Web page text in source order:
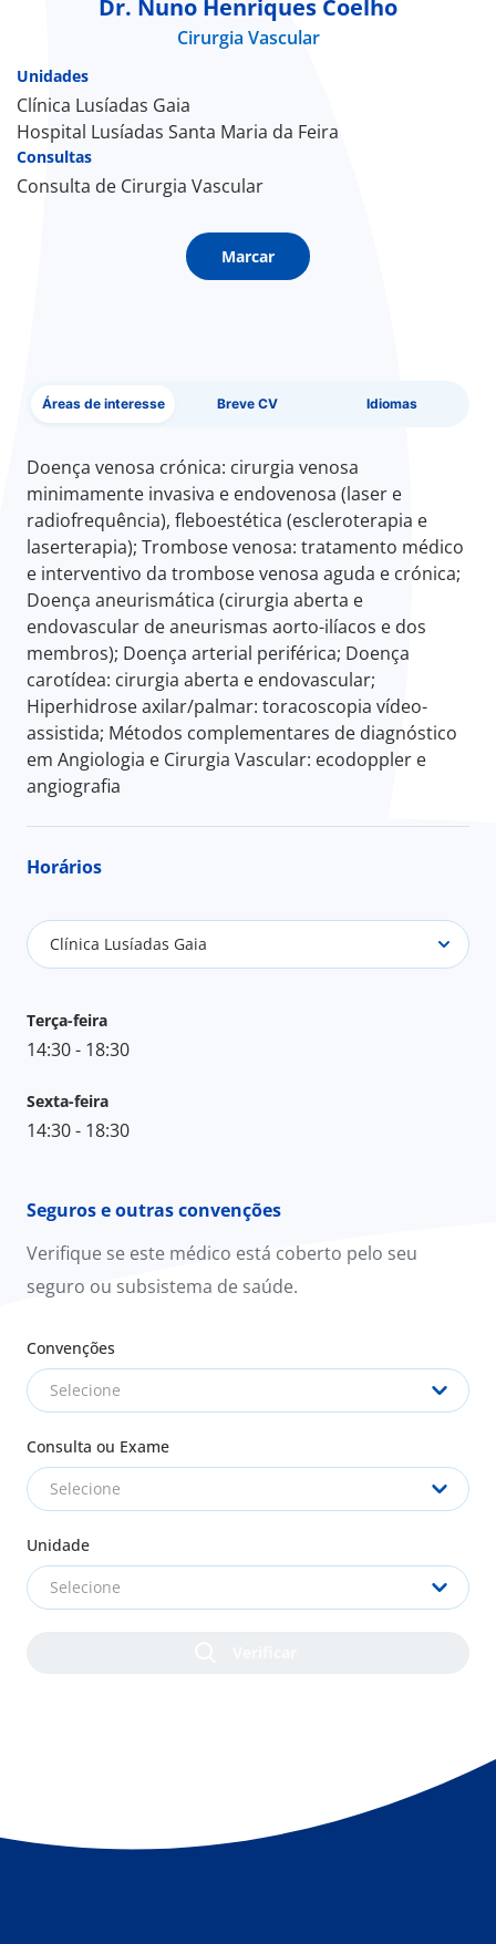
Dr. Nuno Henriques Coelho
Cirurgia Vascular
Unidades
Clínica Lusíadas Gaia
Hospital Lusíadas Santa Maria da Feira
Consultas
Consulta de Cirurgia Vascular
Marcar
Áreas de interesse Breve CV Idiomas
Doença venosa crónica: cirurgia venosa
minimamente invasiva e endovenosa (laser e
radiofrequência), fleboestética (escleroterapia e
laserterapia); Trombose venosa: tratamento médico
e interventivo da trombose venosa aguda e crónica;
Doença aneurismática (cirurgia aberta e
endovascular de aneurismas aorto-ilíacos e dos
membros); Doença arterial periférica; Doença
carotídea: cirurgia aberta e endovascular;
Hiperhidrose axilar/palmar: toracoscopia vídeo-
assistida; Métodos complementares de diagnóstico
em Angiologia e Cirurgia Vascular: ecodoppler e
angiografia
Horários
Clínica Lusíadas Gaia
Terça-feira
14:30 - 18:30
Sexta-feira
14:30 - 18:30
Seguros e outras convenções
Verifique se este médico está coberto pelo seu
seguro ou subsistema de saúde.
Convenções
Selecione
Consulta ou Exame
Selecione
Unidade
Selecione